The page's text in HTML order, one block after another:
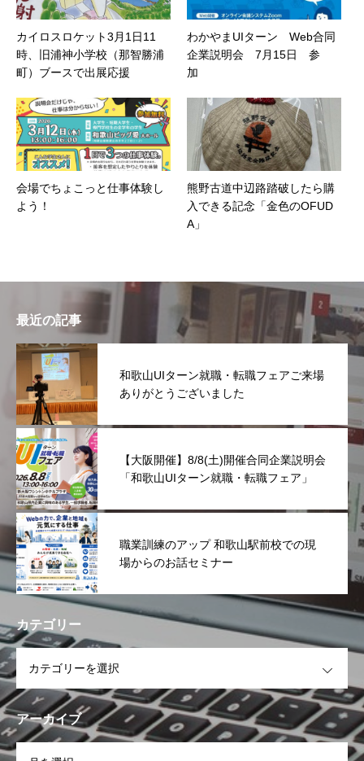
カイロスロケット3月1日11
時、旧浦神小学校（那智勝浦
町）ブースで出展応援
わかやまUIターン Web合同
企業説明会 7月15日 参
加
会場でちょこっと仕事体験し
よう！
熊野古道中辺路踏破したら購
入できる記念「金色のOFUD
A」
最近の記事
和歌山UIターン就職・転職フェアご来場
ありがとうございました
【大阪開催】8/8(土)開催合同企業説明会
「和歌山UIターン就職・転職フェア」
職業訓練のアップ 和歌山駅前校での現
場からのお話セミナー
カテゴリー
アーカイブ